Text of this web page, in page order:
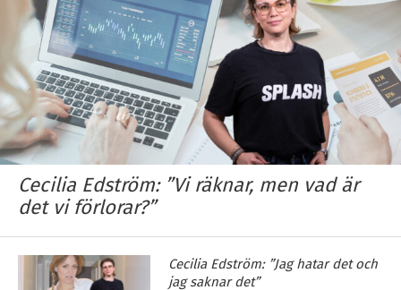
Cecilia Edström: ”Vi räknar, men vad är
det vi förlorar?”
Cecilia Edström: ”Jag hatar det och
jag saknar det”